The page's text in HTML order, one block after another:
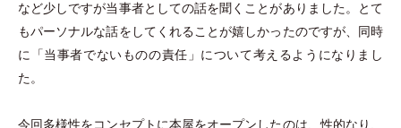
など少しですが当事者としての話を聞くことがありました。とて
もパーソナルな話をしてくれることが嬉しかったのですが、同時
に
「当事者でないものの責任 」 について考えるようになりまし
た。
今回多様性をコンセプトに本屋をオープンしたのは、性的なり、